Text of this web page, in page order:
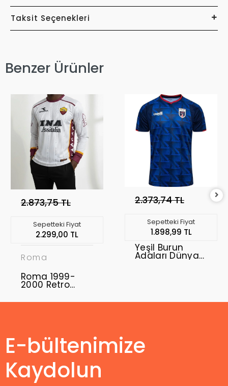
Taksit Seçenekleri
Benzer Ürünler
2.873,75 TL
Sepetteki Fiyat
2.299,00 TL
Roma
Roma 1999-
2000 Retro
2.373,74 TL
Sepetteki Fiyat
1.898,99 TL
Yeşil Burun
Adaları Dünya
Kupası 2026
E-bültenimize
Kaydolun